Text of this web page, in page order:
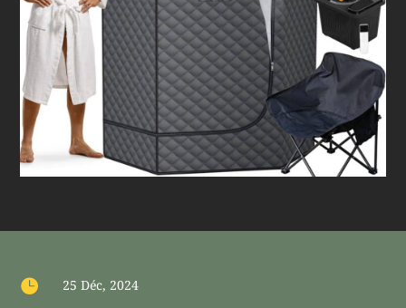
 25 Déc, 2024